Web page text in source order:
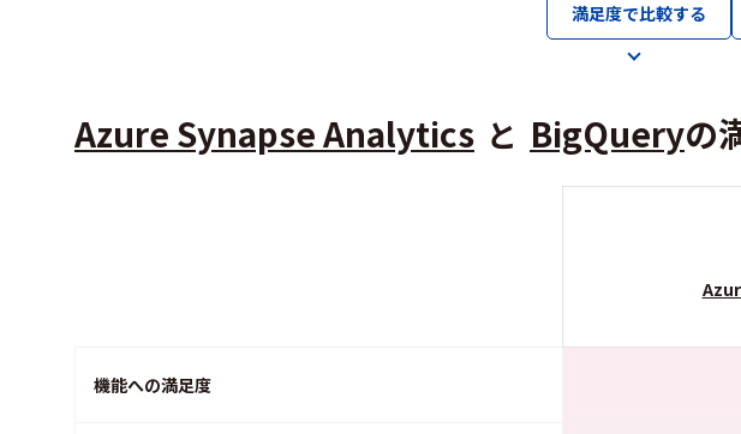
満足度で比較する
Azure Synapse Analytics と BigQueryの
機能への満足度